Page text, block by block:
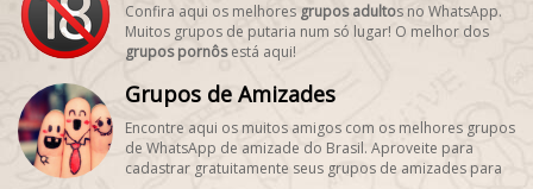
Confira aqui os melhores grupos adultos no WhatsApp.
Muitos grupos de putaria num só lugar! O melhor dos
grupos pornôsestá aqui!
Grupos de Amizades
Encontre aqui os muitos amigos com os melhores grupos
de WhatsApp de amizade do Brasil. Aproveite para
cadastrar gratuitamente seus grupos de amizades para